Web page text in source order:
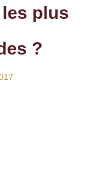
plus
?